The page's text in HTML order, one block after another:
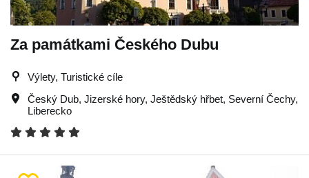
Za památkami Českého Dubu
Výlety, Turistické cíle
Český Dub, Jizerské hory, Ještědský hřbet, Severní Čechy,
Liberecko